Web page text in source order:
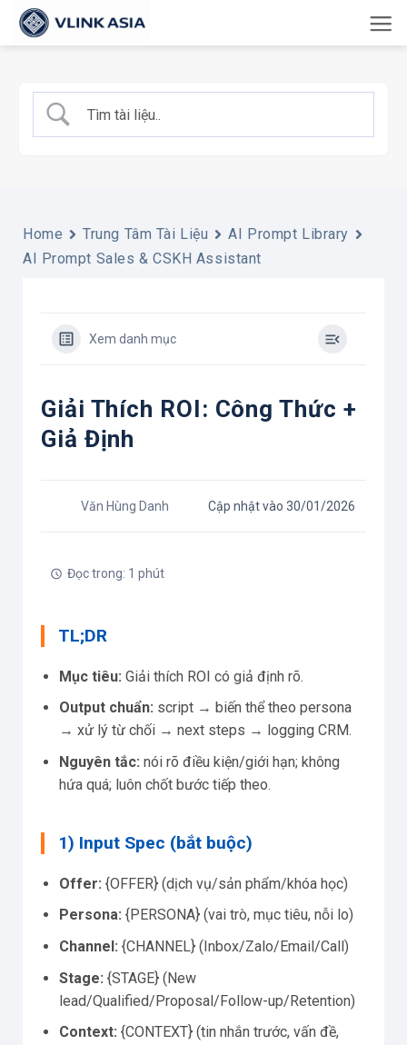
qua
dung
Home Trung Tâm Tài Liệu
AI Prompt Library
AI Prompt Sales & CSKH Assistant
Xem danh mục
Giải Thích ROI: Công Thức +
Giả Định
Văn Hùng Danh Cập nhật vào 30/01/2026
Đọc trong: 1 phút
TL;DR
Mục tiêu: Giải thích ROI có giả định rõ.
Output chuẩn: script → biến thể theo persona
→ xử lý từ chối → next steps → logging CRM.
Nguyên tắc: nói rõ điều kiện/giới hạn; không
hứa quá; luôn chốt bước tiếp theo.
1) Input Spec (bắt buộc)
Offer: {OFFER} (dịch vụ/sản phẩm/khóa học)
Persona: {PERSONA} (vai trò, mục tiêu, nỗi lo)
Channel: {CHANNEL} (Inbox/Zalo/Email/Call)
Stage: {STAGE} (New
lead/Qualified/Proposal/Follow-up/Retention)
Context: {CONTEXT} (tin nhắn trước, vấn đề,